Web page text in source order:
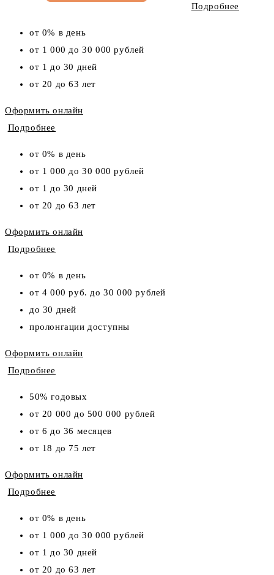
Подробнее
от 0% в день
от 1 000 до 30 000 рублей
от 1 до 30 дней
от 20 до 63 лет
Оформить онлайн
Подробнее
от 0% в день
от 1 000 до 30 000 рублей
от 1 до 30 дней
от 20 до 63 лет
Оформить онлайн
Подробнее
от 0% в день
от 4 000 руб. до 30 000 рублей
до 30 дней
пролонгации доступны
Оформить онлайн
Подробнее
50% годовых
от 20 000 до 500 000 рублей
от 6 до 36 месяцев
от 18 до 75 лет
Оформить онлайн
Подробнее
от 0% в день
от 1 000 до 30 000 рублей
от 1 до 30 дней
от 20 до 63 лет